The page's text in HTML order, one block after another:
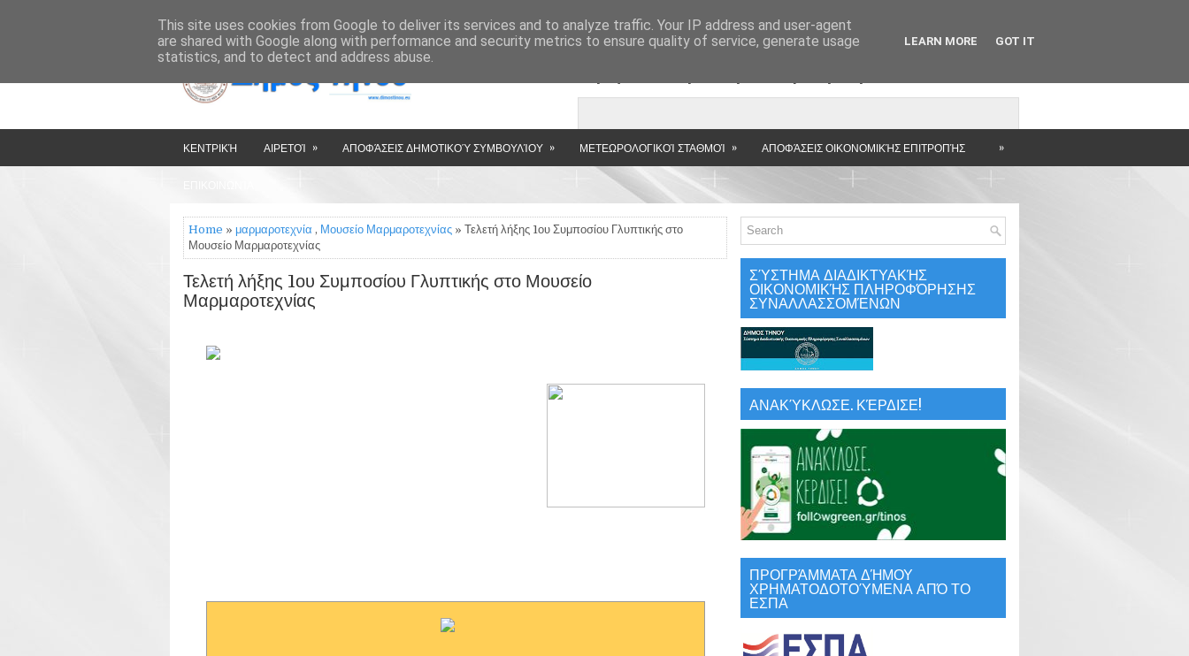
HOME ΔΉΜΟΣ ΤΉΝΟΥ » » »
ΚΕΝΤΡΙΚΉ ΑΙΡΕΤΟΊ » ΑΠΟΦΆΣΕΙΣ ΔΗΜΟΤΙΚΟΎ ΣΥΜΒΟΥΛΊΟΥ » ΜΕΤΕΩΡΟΛΟΓΙΚΟΊ ΣΤΑΘΜΟΊ » ΑΠΟΦΆΣΕΙΣ ΟΙΚΟΝΟΜΙΚΉΣ ΕΠΙΤΡΟΠΉΣ »
Home » μαρμαροτεχνία , Μουσείο Μαρμαροτεχνίας » Τελετή λήξης 1ου Συμποσίου Γλυπτικής στο
Μουσείο Μαρμαροτεχνίας
Τελετή λήξης 1ου Συμποσίου Γλυπτικής στο Μουσείο
Μαρμαροτεχνίας
ΣΎΣΤΗΜΑ ΔΙΑΔΙΚΤΥΑΚΉΣ
ΟΙΚΟΝΟΜΙΚΉΣ ΠΛΗΡΟΦΌΡΗΣΗΣ
ΣΥΝΑΛΛΑΣΣΟΜΈΝΩΝ
ΑΝΑΚΎΚΛΩΣΕ. ΚΈΡΔΙΣΕ!
ΠΡΟΓΡΆΜΜΑΤΑ ΔΉΜΟΥ
ΧΡΗΜΑΤΟΔΟΤΟΎΜΕΝΑ ΑΠΌ ΤΟ
ΕΣΠΑ
This site uses cookies from Google to deliver its services and to analyze traffic. Your IP address and user-agent
are shared with Google along with performance and security metrics to ensure quality of service, generate usage
statistics, and to detect and address abuse.
LEARN MORE GOT IT